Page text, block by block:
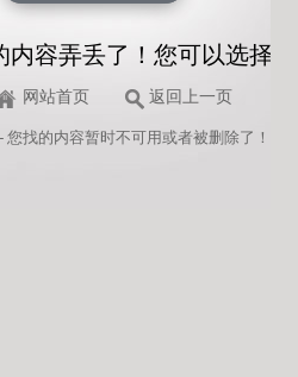
内容弄丢了！您可以选择
网站首页 返回上一页
您找的内容暂时不可用或者被删除了！